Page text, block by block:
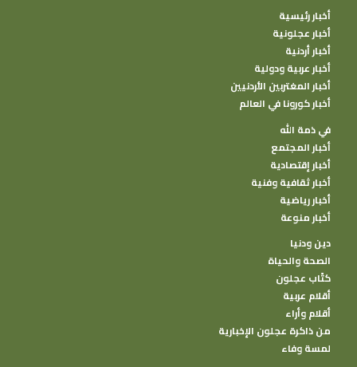
أخبار رئيسية
أخبار عجلونية
أخبار أردنية
أخبار عربية ودولية
أخبار المغتربين الأردنيين
أخبار كورونا في العالم
في ذمة الله
أخبار المجتمع
أخبار إقتصادية
أخبار ثقافية وفنية
أخبار رياضية
أخبار منوعة
دين ودنيا
الصحة والحياة
كتًاب عجلون
أقلام عربية
أقلام وأراء
من ذاكرة عجلون الإخبارية
لمسة وفاء